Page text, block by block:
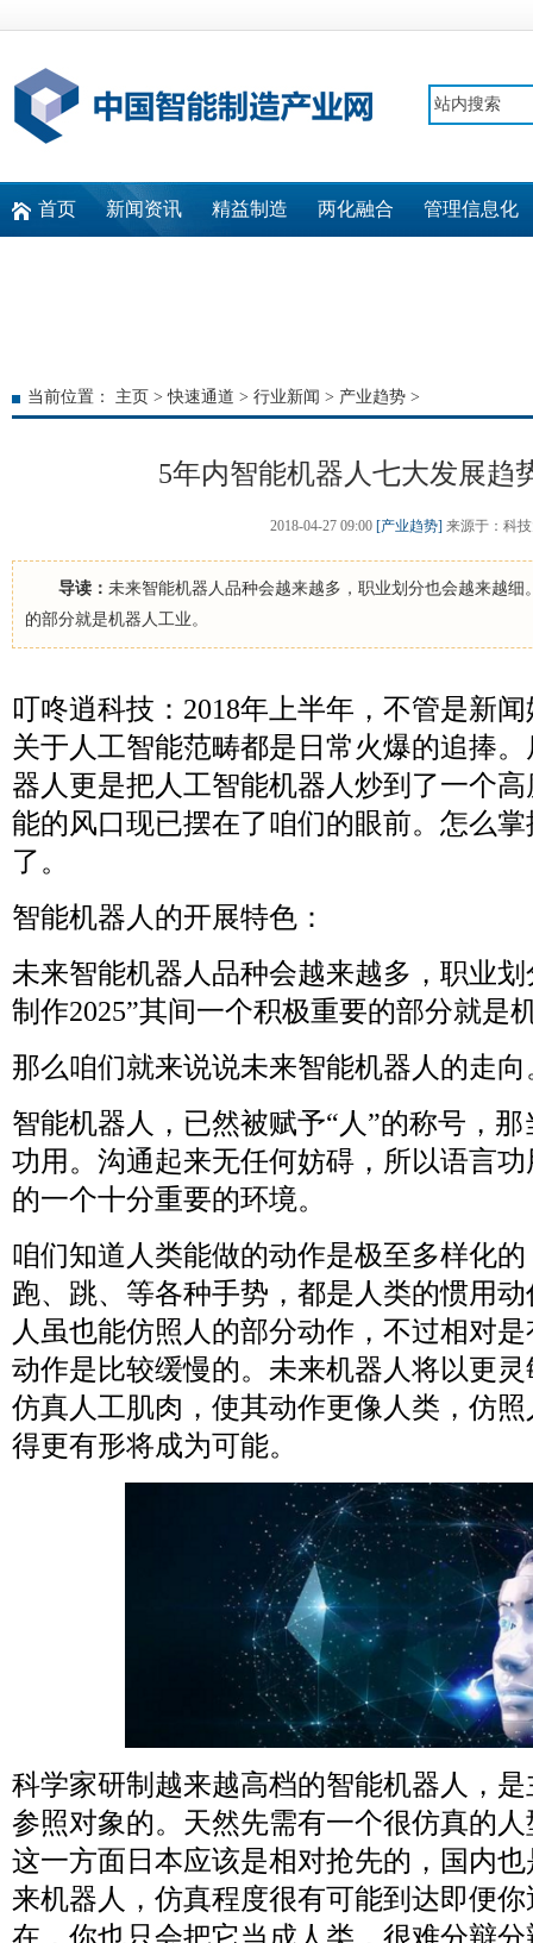
首页 新闻资讯 精益制造 两化融合 管理信息化
当前位置： 主页 >快速通道 > 行业新闻 > 产业趋势 >
5年内智能机器人七大发展趋
2018-04-27 09:00 [产业趋势] 来源于：科
导读： 未来智能机器人品种会越来越多，职业划分也会越来越细
的部分就是机器人工业。
叮咚逍科技：2018年上半年，不管是新
关于人工智能范畴都是日常火爆的追捧
器人更是把人工智能机器人炒到了一个
能的风口现已摆在了咱们的眼前。怎么
了。
智能机器人的开展特色：
未来智能机器人品种会越来越多，职业
制作2025”其间一个积极重要的部分就是
那么咱们就来说说未来智能机器人的走向
智能机器人，已然被赋予“人”的称号，
功用。沟通起来无任何妨碍，所以语言
的一个十分重要的环境。
咱们知道人类能做的动作是极至多样化
跑、跳、等各种手势，都是人类的惯用
人虽也能仿照人的部分动作，不过相对
动作是比较缓慢的。未来机器人将以更
仿真人工肌肉，使其动作更像人类，仿
得更有形将成为可能。
科学家研制越来越高档的智能机器人，
参照对象的。天然先需有一个很仿真的
这一方面日本应该是相对抢先的，国内
来机器人，仿真程度很有可能到达即便